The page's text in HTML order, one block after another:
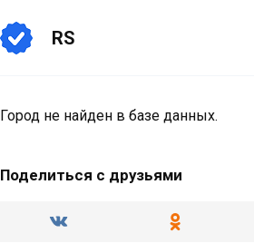
RS
Город не найден в базе данных.
Поделиться с друзьями